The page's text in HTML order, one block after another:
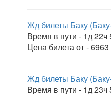
Жд билеты Баку
Время в пути - 1д 22ч
Цена билета от - 6963
Жд билеты Баку
Время в пути - 1д 23ч